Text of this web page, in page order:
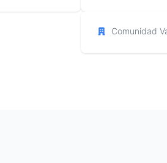
Comunidad